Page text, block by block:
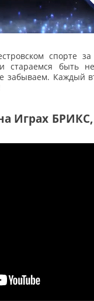
спорте
стараемся быть
забываем. Каждый
Играх